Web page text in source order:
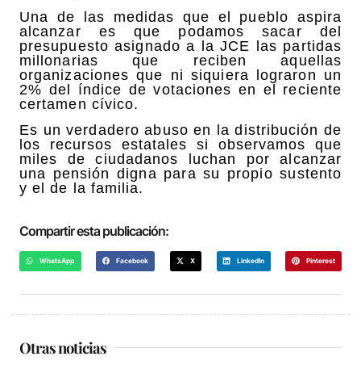
Una de las medidas que el pueblo aspira
alcanzar es que podamos sacar del
presupuesto asignado a la JCE las partidas
millonarias que reciben aquellas
organizaciones que ni siquiera lograron un
2% del índice de votaciones en el reciente
certamen cívico.
Es un verdadero abuso en la distribución de
los recursos estatales si observamos que
miles de ciudadanos luchan por alcanzar
una pensión digna para su propio sustento
y el de la familia.
Compartir esta publicación:
WhatsApp Facebook X LinkedIn Pinterest
Otras noticias